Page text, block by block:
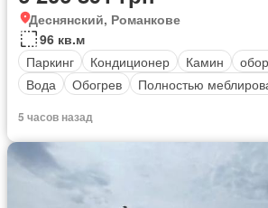
Деснянский, Романкове
96 кв.м
Паркинг
Кондиционер Камин
Вода
Обогрев Полностью
5 часов назад